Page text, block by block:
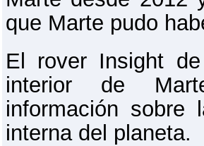
que Marte pudo
El rover Insight
interior de
información
interna del planeta.